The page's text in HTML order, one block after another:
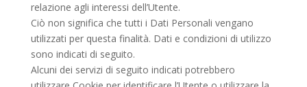
relazione agli interessi dell’Utente.
Ciò non significa che tutti i Dati Personali vengano
utilizzati per questa finalità. Dati e condizioni di utilizzo
sono indicati di seguito.
Alcuni dei servizi di seguito indicati potrebbero